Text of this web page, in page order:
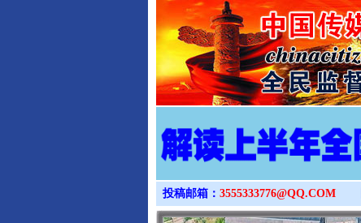
投稿邮箱： 3555333776@QQ.COM